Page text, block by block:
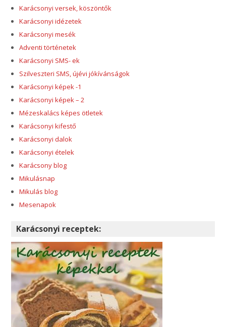
Karácsonyi versek, köszöntők
Karácsonyi idézetek
Karácsonyi mesék
Adventi történetek
Karácsonyi SMS- ek
Szilveszteri SMS, újévi jókívánságok
Karácsonyi képek -1
Karácsonyi képek – 2
Mézeskalács képes ötletek
Karácsonyi kifestő
Karácsonyi dalok
Karácsonyi ételek
Karácsony blog
Mikulásnap
Mikulás blog
Mesenapok
Karácsonyi receptek: